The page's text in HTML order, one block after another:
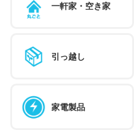
一軒家・空き家
引っ越し
家電製品